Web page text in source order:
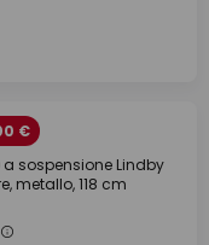
€
a sospensione Lindby
metallo, 118 cm